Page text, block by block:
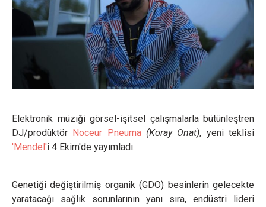
Elektronik müziği görsel-işitsel çalışmalarla bütünleştren
DJ/prodüktör Noceur Pneuma (Koray Onat), yeni teklisi
'Mendel'i 4 Ekim'de yayımladı.
Genetiği değiştirilmiş organik (GDO) besinlerin gelecekte
yaratacağı sağlık sorunlarının yanı sıra, endüstri lideri